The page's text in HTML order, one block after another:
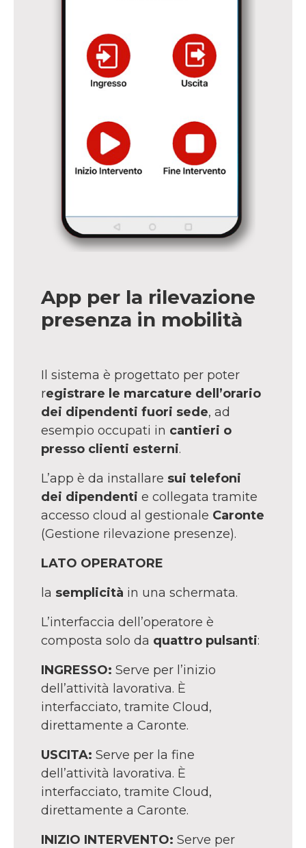
App per la rilevazione
presenza in mobilità
Il sistema è progettato per poter
registrare le marcature dell’orario
dei dipendenti fuori sede, ad
esempio occupati in cantieri o
presso clienti esterni.
L’app è da installare sui telefoni
dei dipendenti e collegata tramite
accesso cloud al gestionale Caronte
(Gestione rilevazione presenze).
LATO OPERATORE
la semplicità in una schermata.
L’interfaccia dell’operatore è
composta solo da quattro pulsanti:
INGRESSO: Serve per l’inizio
dell’attività lavorativa. È
interfacciato, tramite Cloud,
direttamente a Caronte.
USCITA: Serve per la fine
dell’attività lavorativa. È
interfacciato, tramite Cloud,
direttamente a Caronte.
INIZIO INTERVENTO: Serve per